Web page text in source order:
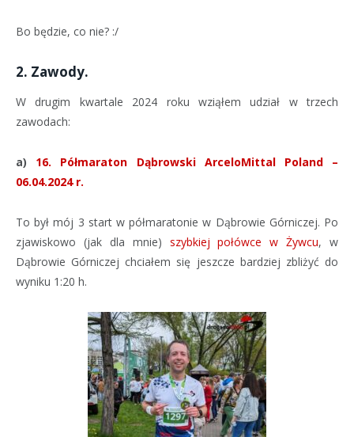
Bo będzie, co nie? :/
2. Zawody.
W drugim kwartale 2024 roku wziąłem udział w trzech
zawodach:
a) 16. Półmaraton Dąbrowski ArceloMittal Poland –
06.04.2024 r.
To był mój 3 start w półmaratonie w Dąbrowie Górniczej. Po
zjawiskowo (jak dla mnie) szybkiej połówce w Żywcu, w
Dąbrowie Górniczej chciałem się jeszcze bardziej zbliżyć do
wyniku 1:20 h.